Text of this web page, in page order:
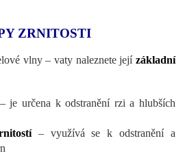
ZRNITOSTI
vlny – vaty naleznete její základní
– je určena k odstranění rzi a hlubších
– využívá se k odstranění a